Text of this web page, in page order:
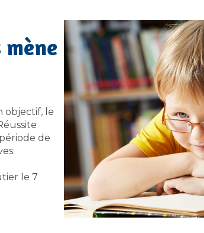
objectif, le
de
le 7